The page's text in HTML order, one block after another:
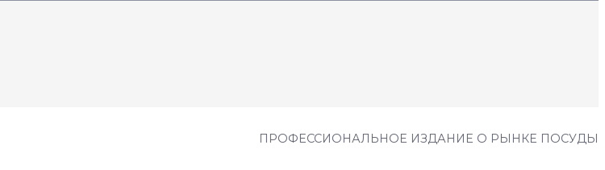
ПРОФЕССИОНАЛЬНОЕ ИЗДАНИЕ О РЫНКЕ ПОСУДЫ